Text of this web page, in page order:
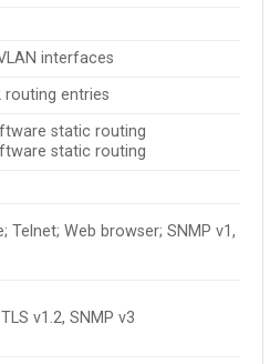
interfaces
routing entries
static routing
static routing
Telnet; Web browser; SNMP v1,
v1.2, SNMP v3